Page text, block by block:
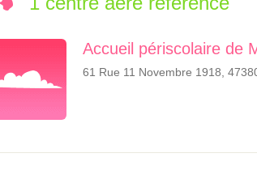
Accueil périscolaire de
61 Rue 11 Novembre 1918,